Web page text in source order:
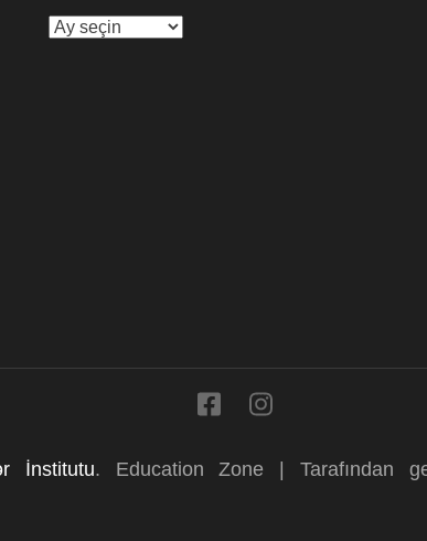
Saytın
İnstitutu. Education Zone | Tarafından